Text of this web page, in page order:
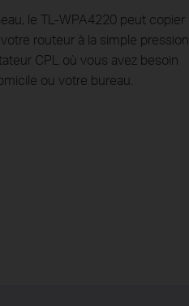
le TL-WPA4220 peut copier
routeur à la simple pression
CPL où vous avez besoin
ou votre bureau.